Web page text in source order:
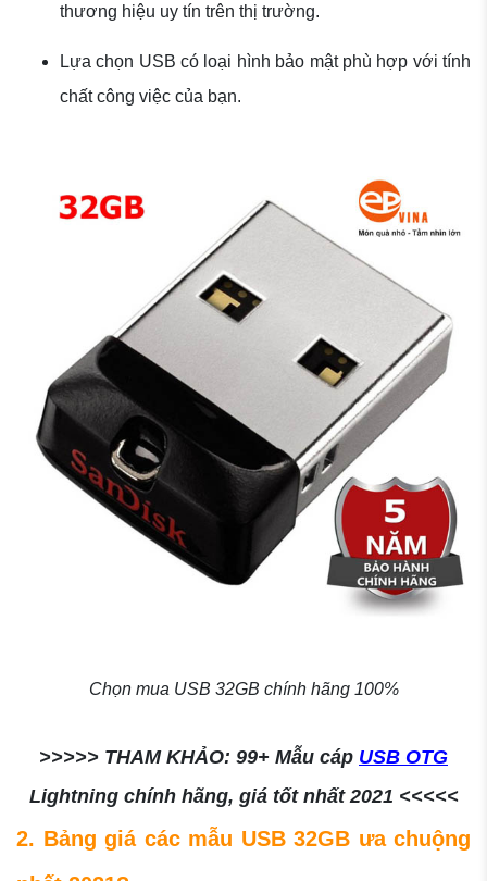
thương hiệu uy tín trên thị trường.
Lựa chọn USB có loại hình bảo mật phù hợp với tính
chất công việc của bạn.
Chọn mua USB 32GB chính hãng 100%
>>>>> THAM KHẢO: 99+ Mẫu cáp USB OTG
Lightning chính hãng, giá tốt nhất 2021 <<<<<
2. Bảng giá các mẫu USB 32GB ưa chuộng